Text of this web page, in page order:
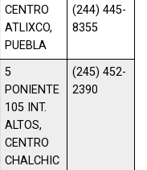
CENTRO
ATLIXCO,
PUEBLA
(244) 445-
8355
5
PONIENTE
105 INT.
ALTOS,
CENTRO
CHALCHIC
(245) 452-
2390